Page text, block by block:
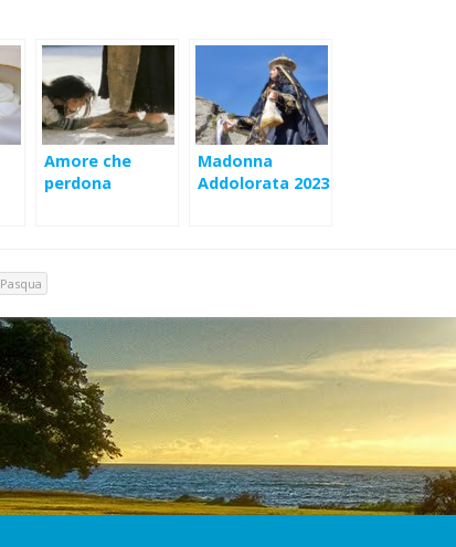
Amore che
perdona
Madonna
Addolorata 2023
Pasqua